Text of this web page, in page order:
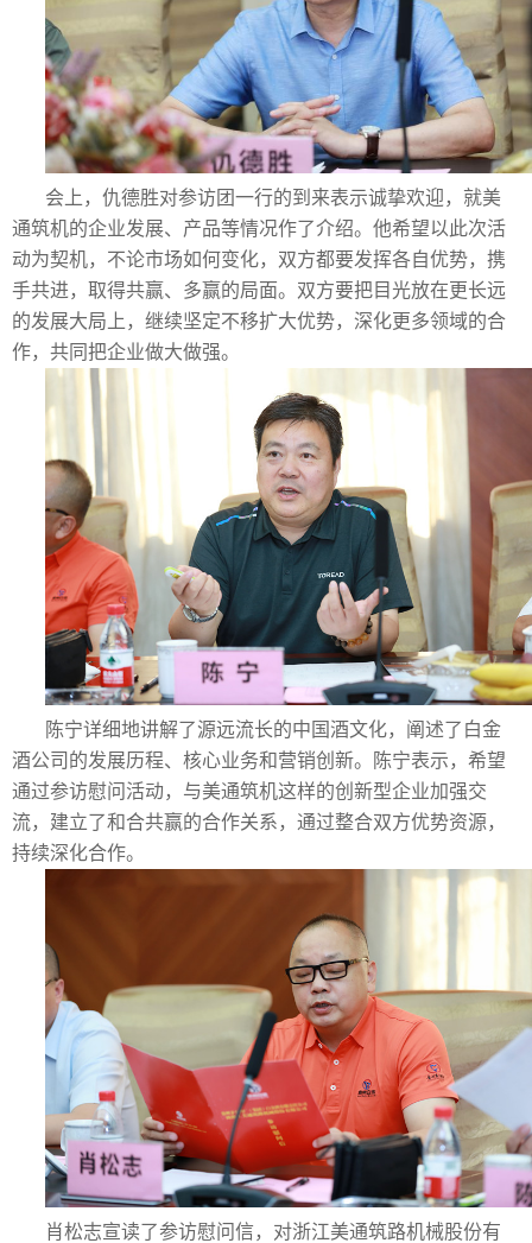
会上，仇德胜对参访团一行的到来表示诚挚欢迎，就美
通筑机的企业发展、产品等情况作了介绍。他希望以此次活
动为契机，不论市场如何变化，双方都要发挥各自优势，携
手共进，取得共赢、多赢的局面。双方要把目光放在更长远
的发展大局上，继续坚定不移扩大优势，深化更多领域的合
作，共同把企业做大做强。
陈宁详细地讲解了源远流长的中国酒文化，阐述了白金
酒公司的发展历程、核心业务和营销创新。陈宁表示，希望
通过参访慰问活动，与美通筑机这样的创新型企业加强交
流，建立了和合共赢的合作关系，通过整合双方优势资源，
持续深化合作。
肖松志宣读了参访慰问信，对浙江美通筑路机械股份有